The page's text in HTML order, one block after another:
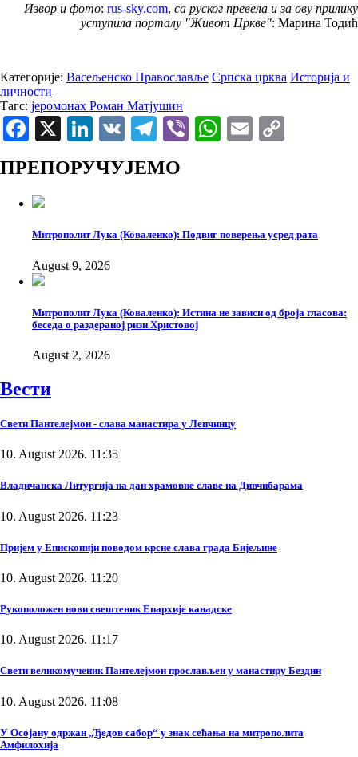
Извор и фото: rus-sky.com, са руског превела и за ову прилику
уступила порталу "Живот Цркве": Марина Тодић
Категорије: Васељенско Православље Српска црква Историја и
личности
Тагс: јеромонах Роман Матјушин
Facebook
X LinkedIn
VK Telegram
ViberWhatsApp
Email
ПРЕПОРУЧУЈЕМО
Митрополит Лука (Коваленко): Подвиг поверења усред рата
August 9, 2026
Митрополит Лука (Коваленко): Истина не зависи од броја гласова:
беседа о раздераној ризи Христовој
August 2, 2026
Вести
Свети Пантелејмон - слава манастира у Лепчинцу
10. August 2026. 11:35
Владичанска Литургија на дан храмовне славе на Дивчибарама
10. August 2026. 11:23
Пријем у Епископији поводом крсне слава града Бијељине
10. August 2026. 11:20
Рукоположен нови свештеник Епархије канадске
10. August 2026. 11:17
Свети великомученик Пантелејмон прослављен у манастиру Бездин
10. August 2026. 11:08
У Осојану одржан „Ђедов сабор“ у знак сећања на митрополита
Амфилохија